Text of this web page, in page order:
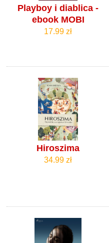
Playboy i diablica -
ebook MOBI
17.99 zł
Hiroszima
34.99 zł